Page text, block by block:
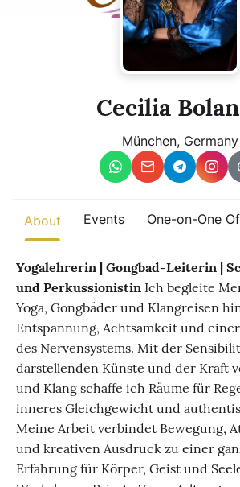
Sound Healing
Cacao Ceremony
growth are actively unfolding.
Cecilia
München, Germany
About Events One-on-One
Yogalehrerin | Gongbad-Leiterin |
und Perkussionistin Ich begleite
Yoga, Gongbäder und Klangreisen
Entspannung, Achtsamkeit und
des Nervensystems. Mit der
darstellenden Künste und der Kraft
und Klang schaffe ich Räume für
inneres Gleichgewicht und
Meine Arbeit verbindet Bewegung,
und kreativen Ausdruck zu einer
Erfahrung für Körper, Geist und